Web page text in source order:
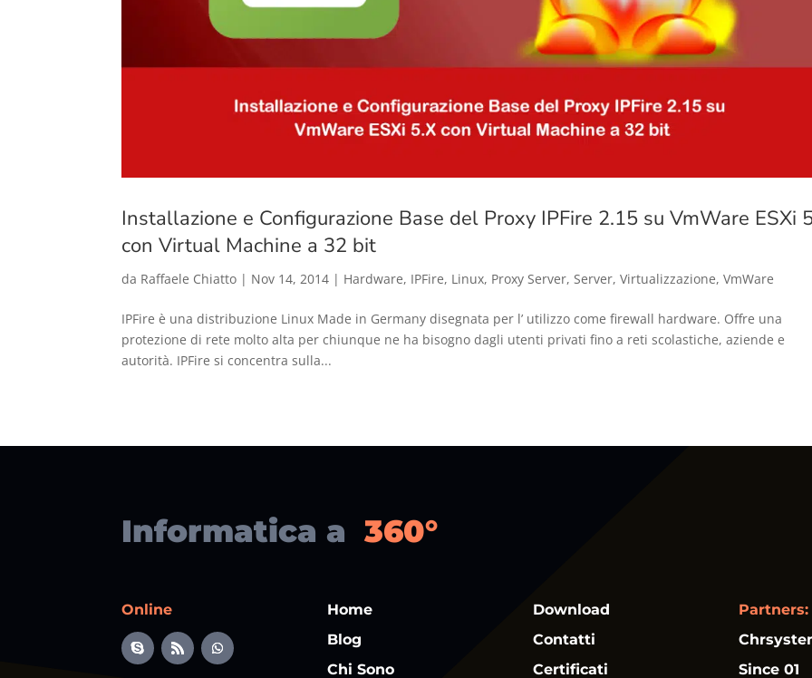
Installazione e Configurazione Base del Proxy IPFire 2.15 su VmWare ESXi
con Virtual Machine a 32 bit
da Raffaele Chiatto | Nov 14, 2014 | Hardware, IPFire, Linux, Proxy Server, Server,Virtualizzazione,VmWare
IPFire è una distribuzione Linux Made in Germany disegnata per l’ utilizzo come firewall hardware. Offre una
protezione di rete molto alta per chiunque ne ha bisogno dagli utenti privati fino a reti scolastiche, aziende e
autorità. IPFire si concentra sulla...
Informatica a 360°
Online
Home
Blog
Chi Sono
Download
Contatti
Certificati
Partners:
Since 01